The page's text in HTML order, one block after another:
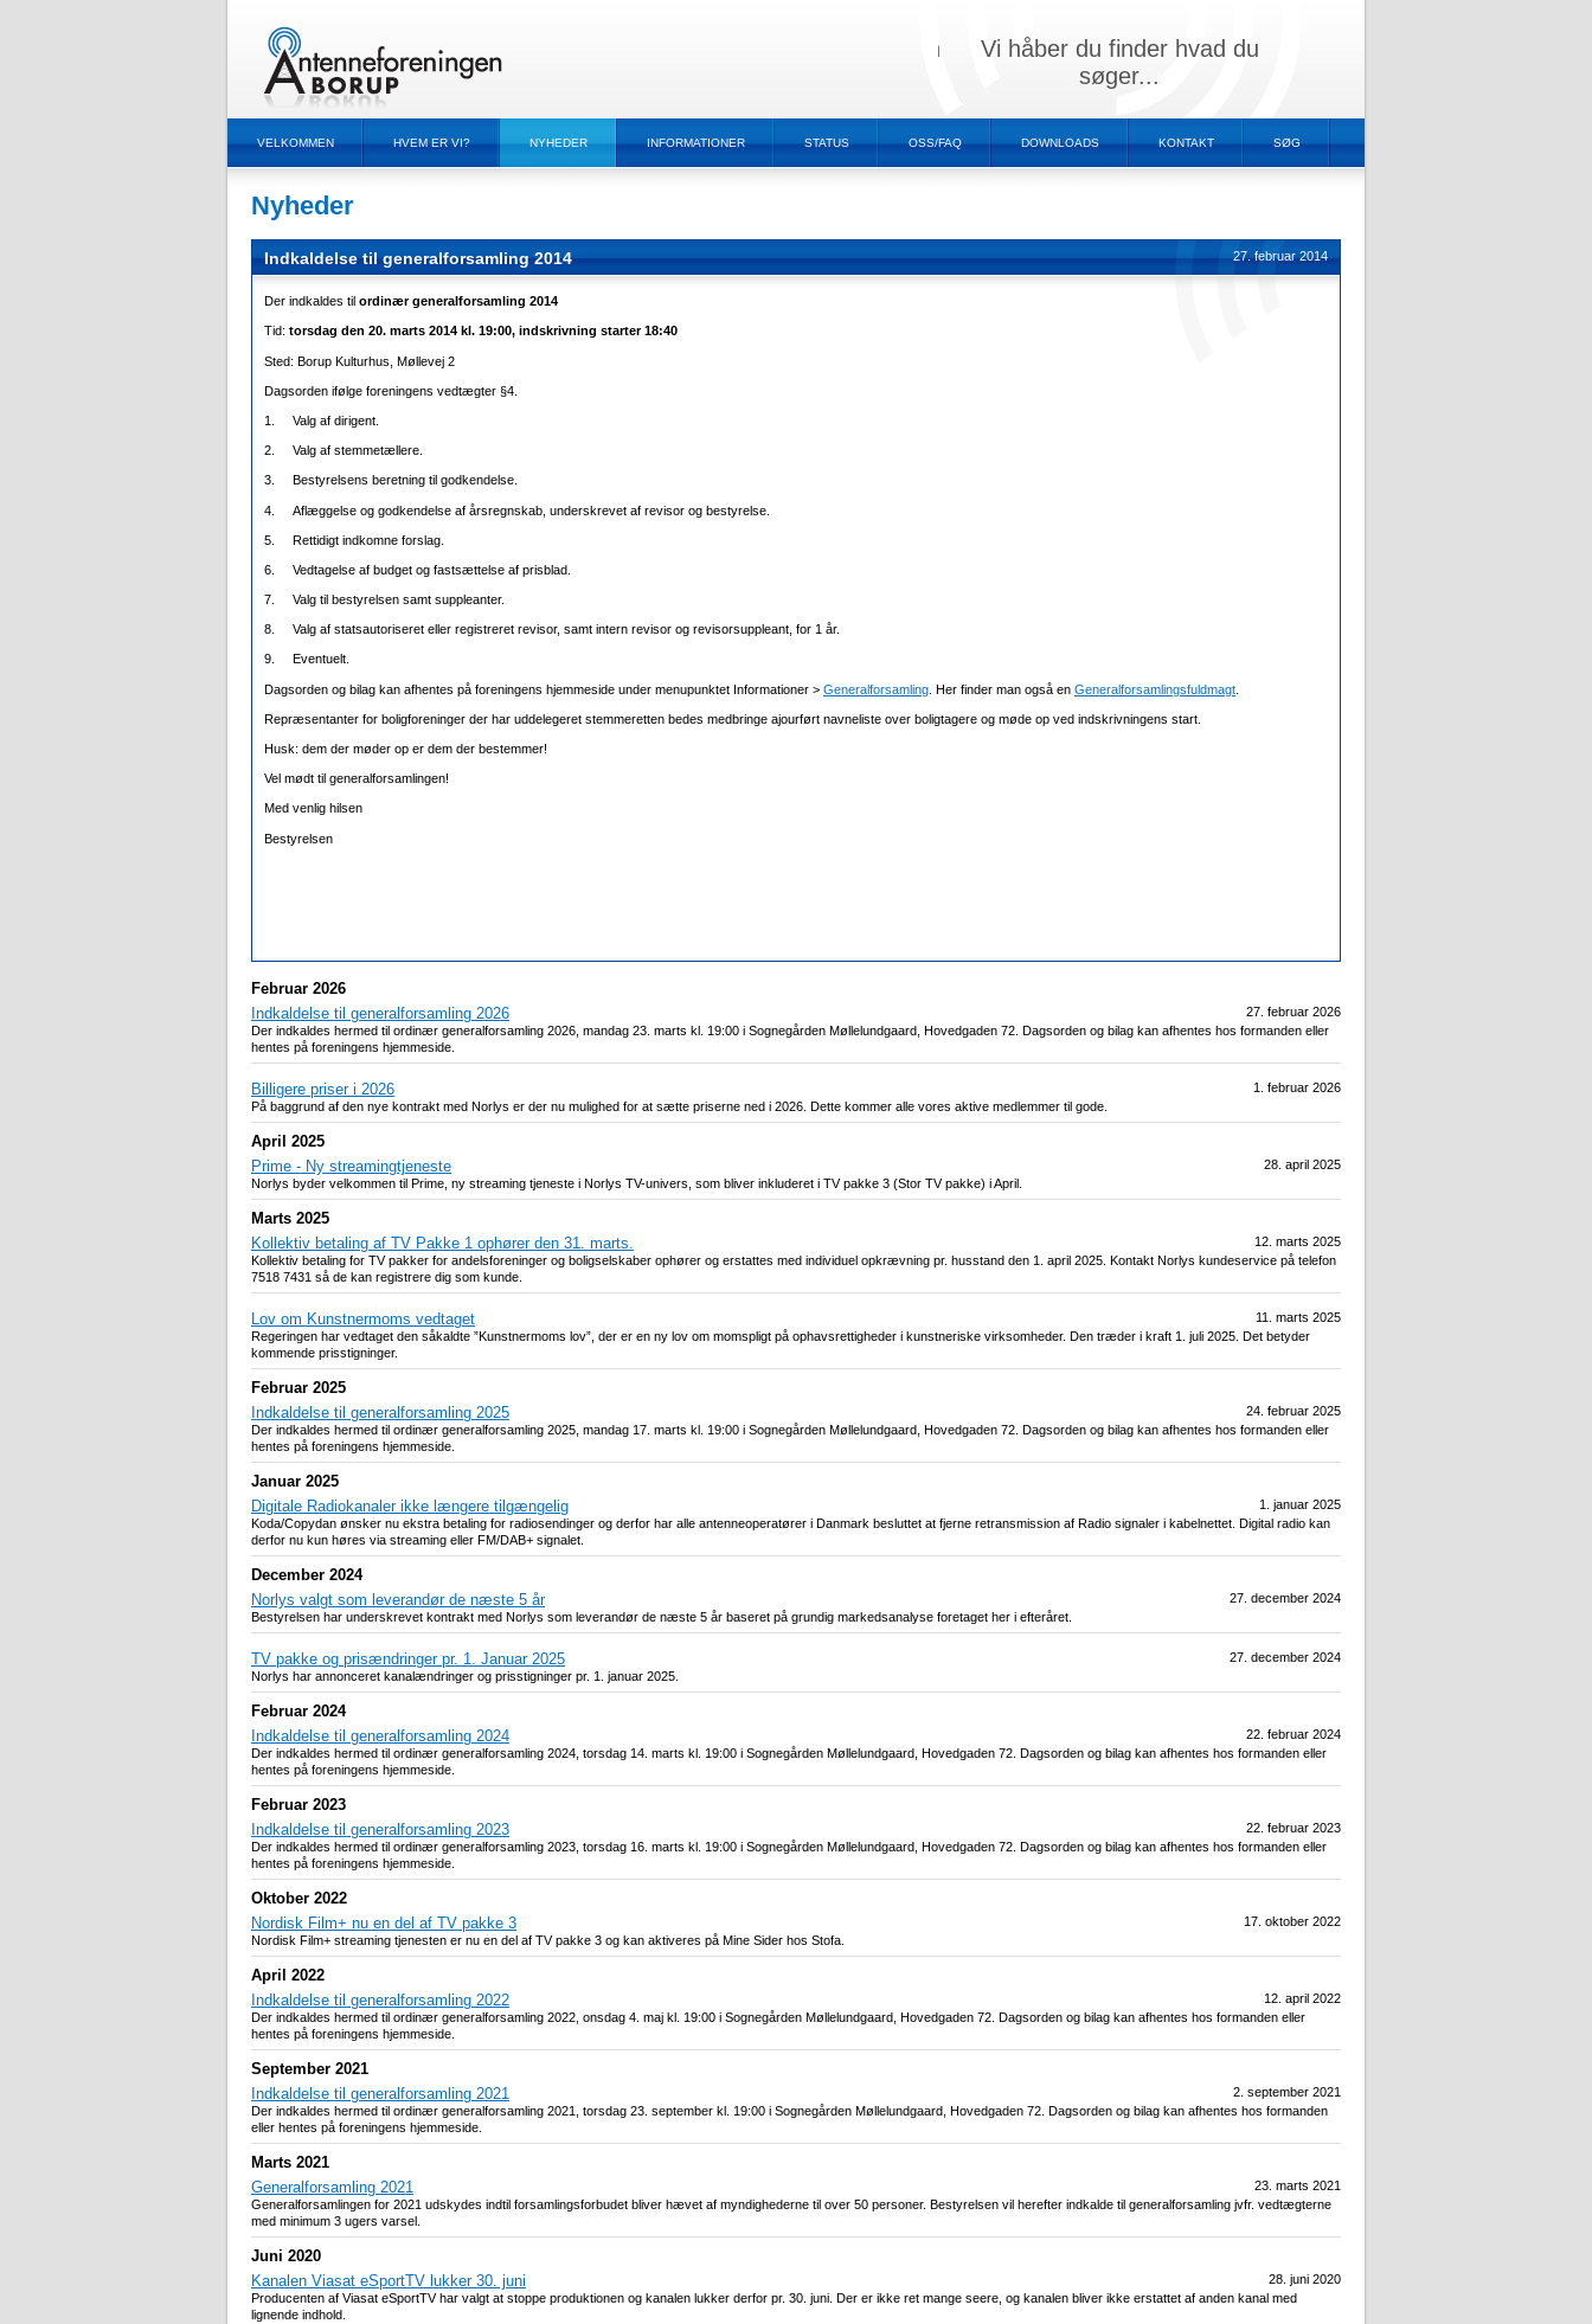
Vi håber du finder hvad du
søger...
VELKOMMEN HVEM ER VI? NYHEDER INFORMATIONER STATUS OSS/FAQ DOWNLOADS KONTAKT SØG
Nyheder
Indkaldelse til generalforsamling 2014 27. februar 2014
Der indkaldes til ordinær generalforsamling 2014
Tid: torsdag den 20. marts 2014 kl. 19:00, indskrivning starter 18:40
Sted: Borup Kulturhus, Møllevej 2
Dagsorden ifølge foreningens vedtægter §4.
1. Valg af dirigent.
2. Valg af stemmetællere.
3. Bestyrelsens beretning til godkendelse.
4. Aflæggelse og godkendelse af årsregnskab, underskrevet af revisor og bestyrelse.
5. Rettidigt indkomne forslag.
6. Vedtagelse af budget og fastsættelse af prisblad.
7. Valg til bestyrelsen samt suppleanter.
8. Valg af statsautoriseret eller registreret revisor, samt intern revisor og revisorsuppleant, for 1 år.
9. Eventuelt.
Dagsorden og bilag kan afhentes på foreningens hjemmeside under menupunktet Informationer > Generalforsamling . Her finder man også en Generalforsamlingsfuldmagt
Repræsentanter for boligforeninger der har uddelegeret stemmeretten bedes medbringe ajourført navneliste over boligtagere og møde op ved indskrivningens start.
Husk: dem der møder op er dem der bestemmer!
Vel mødt til generalforsamlingen!
Med venlig hilsen
Bestyrelsen
Februar 2026
27. februar 2026
Indkaldelse til generalforsamling 2026
Der indkaldes hermed til ordinær generalforsamling 2026, mandag 23. marts kl. 19:00 i Sognegården Møllelundgaard, Hovedgaden 72. Dagsorden og bilag kan afhentes hos formanden eller
hentes på foreningens hjemmeside.
1. februar 2026
Billigere priser i 2026
På baggrund af den nye kontrakt med Norlys er der nu mulighed for at sætte priserne ned i 2026. Dette kommer alle vores aktive medlemmer til gode.
April 2025
28. april 2025
Prime - Ny streamingtjeneste
Norlys byder velkommen til Prime, ny streaming tjeneste i Norlys TV-univers, som bliver inkluderet i TV pakke 3 (Stor TV pakke) i April.
Marts 2025
12. marts 2025
Kollektiv betaling af TV Pakke 1 ophører den 31. marts.
Kollektiv betaling for TV pakker for andelsforeninger og boligselskaber ophører og erstattes med individuel opkrævning pr. husstand den 1. april 2025. Kontakt Norlys kundeservice på telefon
7518 7431 så de kan registrere dig som kunde.
11. marts 2025
Lov om Kunstnermoms vedtaget
Regeringen har vedtaget den såkaldte ”Kunstnermoms lov”, der er en ny lov om momspligt på ophavsrettigheder i kunstneriske virksomheder. Den træder i kraft 1. juli 2025. Det betyder
kommende prisstigninger.
Februar 2025
24. februar 2025
Indkaldelse til generalforsamling 2025
Der indkaldes hermed til ordinær generalforsamling 2025, mandag 17. marts kl. 19:00 i Sognegården Møllelundgaard, Hovedgaden 72. Dagsorden og bilag kan afhentes hos formanden eller
hentes på foreningens hjemmeside.
Januar 2025
1. januar 2025
Digitale Radiokanaler ikke længere tilgængelig
Koda/Copydan ønsker nu ekstra betaling for radiosendinger og derfor har alle antenneoperatører i Danmark besluttet at fjerne retransmission af Radio signaler i kabelnettet. Digital radio kan
derfor nu kun høres via streaming eller FM/DAB+ signalet.
December 2024
27. december 2024
Norlys valgt som leverandør de næste 5 år
Bestyrelsen har underskrevet kontrakt med Norlys som leverandør de næste 5 år baseret på grundig markedsanalyse foretaget her i efteråret.
27. december 2024
TV pakke og prisændringer pr. 1. Januar 2025
Norlys har annonceret kanalændringer og prisstigninger pr. 1. januar 2025.
Februar 2024
22. februar 2024
Indkaldelse til generalforsamling 2024
Der indkaldes hermed til ordinær generalforsamling 2024, torsdag 14. marts kl. 19:00 i Sognegården Møllelundgaard, Hovedgaden 72. Dagsorden og bilag kan afhentes hos formanden eller
hentes på foreningens hjemmeside.
Februar 2023
22. februar 2023
Indkaldelse til generalforsamling 2023
Der indkaldes hermed til ordinær generalforsamling 2023, torsdag 16. marts kl. 19:00 i Sognegården Møllelundgaard, Hovedgaden 72. Dagsorden og bilag kan afhentes hos formanden eller
hentes på foreningens hjemmeside.
Oktober 2022
17. oktober 2022
Nordisk Film+ nu en del af TV pakke 3
Nordisk Film+ streaming tjenesten er nu en del af TV pakke 3 og kan aktiveres på Mine Sider hos Stofa.
April 2022
12. april 2022
Indkaldelse til generalforsamling 2022
Der indkaldes hermed til ordinær generalforsamling 2022, onsdag 4. maj kl. 19:00 i Sognegården Møllelundgaard, Hovedgaden 72. Dagsorden og bilag kan afhentes hos formanden eller
hentes på foreningens hjemmeside.
September 2021
2. september 2021
Indkaldelse til generalforsamling 2021
Der indkaldes hermed til ordinær generalforsamling 2021, torsdag 23. september kl. 19:00 i Sognegården Møllelundgaard, Hovedgaden 72. Dagsorden og bilag kan afhentes hos formanden
eller hentes på foreningens hjemmeside.
Marts 2021
23. marts 2021
Generalforsamling 2021
Generalforsamlingen for 2021 udskydes indtil forsamlingsforbudet bliver hævet af myndighederne til over 50 personer. Bestyrelsen vil herefter indkalde til generalforsamling jvfr. vedtægterne
med minimum 3 ugers varsel.
Juni 2020
28. juni 2020
Kanalen Viasat eSportTV lukker 30. juni
Producenten af Viasat eSportTV har valgt at stoppe produktionen og kanalen lukker derfor pr. 30. juni. Der er ikke ret mange seere, og kanalen bliver ikke erstattet af anden kanal med
lignende indhold.